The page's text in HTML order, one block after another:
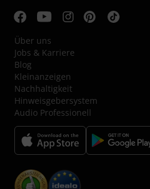
Über uns
Jobs & Karriere
Blog
Kleinanzeigen
Nachhaltigkeit
Hinweisgebersystem
Audio Professionell